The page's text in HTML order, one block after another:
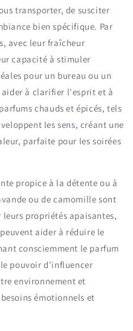
transporter, de susciter
bien spécifique. Par
avec leur fraîcheur
capacité à stimuler
pour un bureau ou un
à clarifier l'esprit et à
chauds et épicés, tels
les sens, créant une
parfaite pour les soirées
propice à la détente ou à
ou de camomille sont
propriétés apaisantes,
aider à réduire le
consciemment le parfum
pouvoir d'influencer
environnement et
émotionnels et